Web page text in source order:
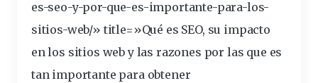
es-seo-y-por-que-es-importante-para-los-
sitios-web/» title=»Qué es SEO, su impacto
en los sitios web y las razones por las que es
tan importante para obtener